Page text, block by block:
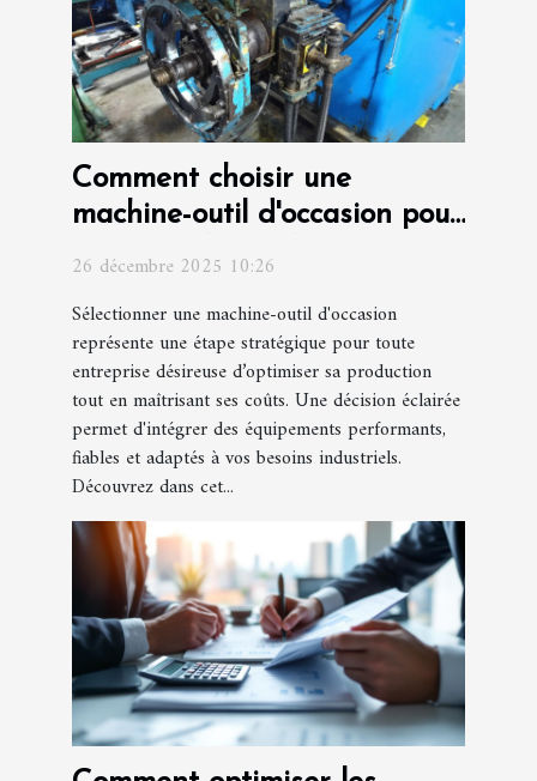
Comment choisir une
machine-outil d'occasion pour
optimiser la production ?
26 décembre 2025 10:26
Sélectionner une machine-outil d'occasion
représente une étape stratégique pour toute
entreprise désireuse d’optimiser sa production
tout en maîtrisant ses coûts. Une décision éclairée
permet d'intégrer des équipements performants,
fiables et adaptés à vos besoins industriels.
Découvrez dans cet...